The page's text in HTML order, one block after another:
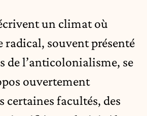
un climat où
radical, souvent présenté
de l’anticolonialisme, se
ouvertement
certaines facultés, des